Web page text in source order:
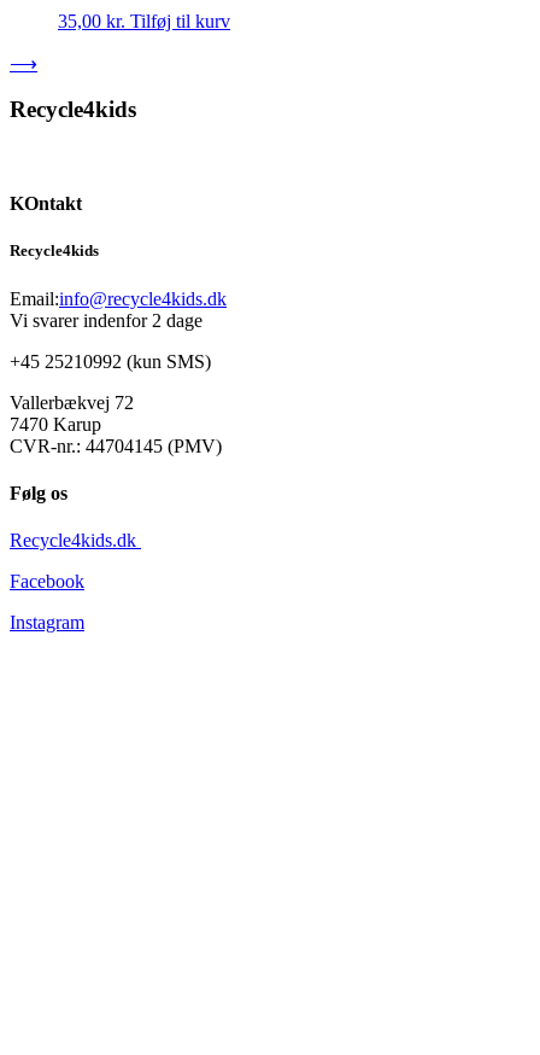
35,00 kr. Tilføj til kurv
⟶
Recycle4kids
KOntakt
Recycle4kids
Email:info@recycle4kids.dk
Vi svarer indenfor 2 dage
+45 25210992 (kun SMS)
Vallerbækvej 72
7470 Karup
CVR-nr.: 44704145 (PMV)
Følg os
Recycle4kids.dk
Facebook
Instagram